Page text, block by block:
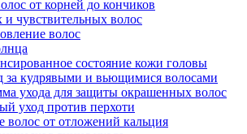
от корней до кончиков
чувствительных волос
волос
состояние кожи головы
за кудрявыми и вьющимися волосами
ухода для защиты окрашенных волос
уход против перхоти
волос от отложений кальция